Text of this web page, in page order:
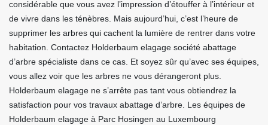
considérable que vous avez l’impression d’étouffer à l’intérieur et
de vivre dans les ténèbres. Mais aujourd’hui, c’est l’heure de
supprimer les arbres qui cachent la lumière de rentrer dans votre
habitation. Contactez Holderbaum elagage société abattage
d’arbre spécialiste dans ce cas. Et soyez sûr qu’avec ses équipes,
vous allez voir que les arbres ne vous dérangeront plus.
Holderbaum elagage ne s’arrête pas tant vous obtiendrez la
satisfaction pour vos travaux abattage d’arbre. Les équipes de
Holderbaum elagage à Parc Hosingen au Luxembourg